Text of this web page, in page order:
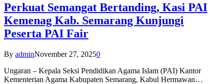
Perkuat Semangat Bertanding, Kasi PAI
Kemenag Kab. Semarang Kunjungi
Peserta PAI Fair
By adminNovember 27, 20250
Ungaran – Kepala Seksi Pendidikan Agama Islam (PAI) Kantor
Kementerian Agama Kabupaten Semarang, Kabul Hermawan…